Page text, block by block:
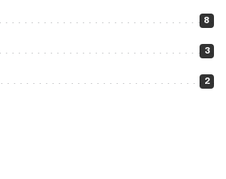
8
3
2